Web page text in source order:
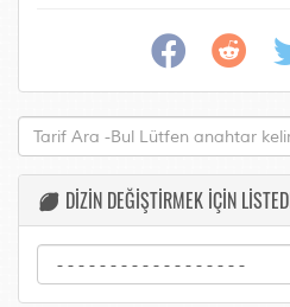
DİZİN DEĞİŞTİRMEK İÇİN